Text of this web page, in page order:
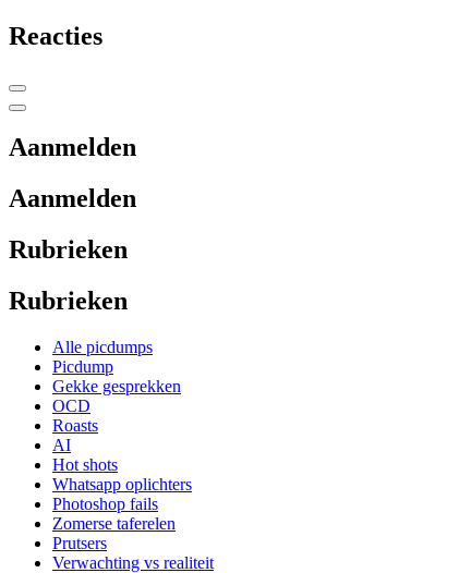
Reacties
Aanmelden
Aanmelden
Rubrieken
Rubrieken
Alle picdumps
Picdump
Gekke gesprekken
OCD
Roasts
AI
Hot shots
Whatsapp oplichters
Photoshop fails
Zomerse taferelen
Prutsers
Verwachting vs realiteit